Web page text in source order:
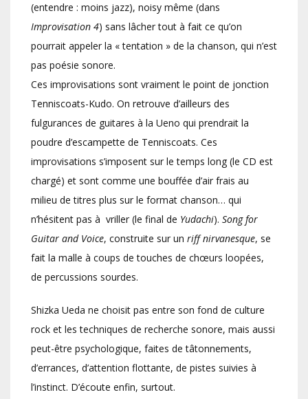
(entendre : moins jazz), noisy même (dans
Improvisation 4) sans lâcher tout à fait ce qu’on
pourrait appeler la « tentation » de la chanson, qui n’est
pas poésie sonore.
Ces improvisations sont vraiment le point de jonction
Tenniscoats-Kudo. On retrouve d’ailleurs des
fulgurances de guitares à la Ueno qui prendrait la
poudre d’escampette de Tenniscoats. Ces
improvisations s’imposent sur le temps long (le CD est
chargé) et sont comme une bouffée d’air frais au
milieu de titres plus sur le format chanson… qui
n’hésitent pas à vriller (le final de Yudachi). Song for
Guitar and Voice, construite sur un riff nirvanesque, se
fait la malle à coups de touches de chœurs loopées,
de percussions sourdes.
Shizka Ueda ne choisit pas entre son fond de culture
rock et les techniques de recherche sonore, mais aussi
peut-être psychologique, faites de tâtonnements,
d’errances, d’attention flottante, de pistes suivies à
l’instinct. D’écoute enfin, surtout.